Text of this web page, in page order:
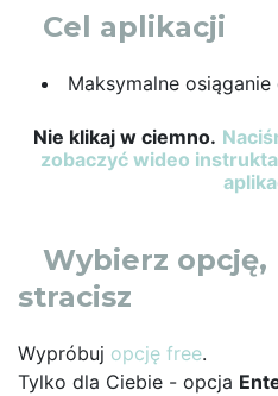
Cel aplikacji
Maksymalne osiąganie
Nie klikaj w ciemno.
zobaczyć wideo
Wybierz
stracisz
Wypróbuj opcję free.
Tylko dla Ciebie - opcja